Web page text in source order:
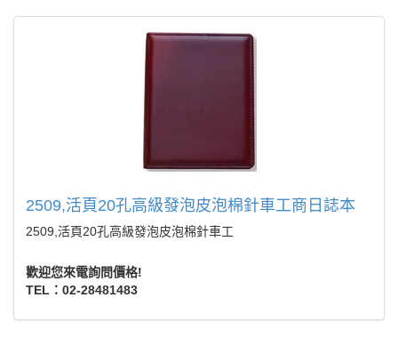
2509,活頁20孔高級發泡皮泡棉針車工商日誌本
2509,活頁20孔高級發泡皮泡棉針車工
歡迎您來電詢問價格!
TEL：02-28481483